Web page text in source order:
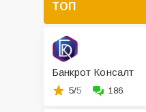
ТОП
Банкрот Консалт
5/5 186